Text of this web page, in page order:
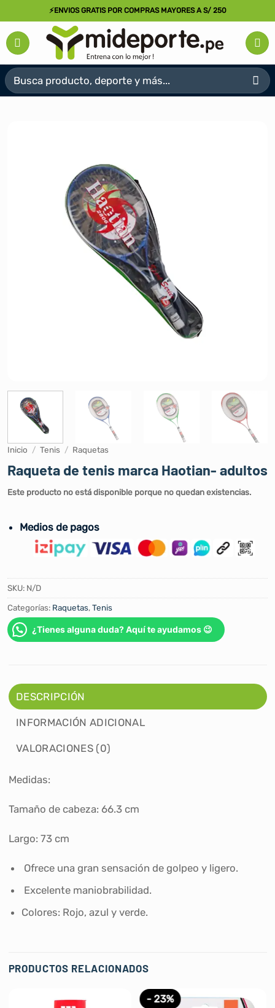
al
contenido
⚡ENVIOS GRATIS POR COMPRAS MAYORES A S/ 250
Buscar
por:
Inicio / Tenis / Raquetas
Raqueta de tenis marca Haotian- adultos
Este producto no está disponible porque no quedan existencias.
Medios de pagos
SKU: N/D
Categorías: Raquetas,Tenis
¿Tienes alguna duda? Aquí te ayudamos 😉
DESCRIPCIÓN
INFORMACIÓN ADICIONAL
VALORACIONES (0)
Medidas:
Tamaño de cabeza: 66.3 cm
Largo: 73 cm
Ofrece una gran sensación de golpeo y ligero.
Excelente maniobrabilidad.
Colores: Rojo, azul y verde.
PRODUCTOS RELACIONADOS
- 23%